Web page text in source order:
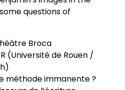
questions of
Broca
(Université de Rouen /
méthode immanente ?